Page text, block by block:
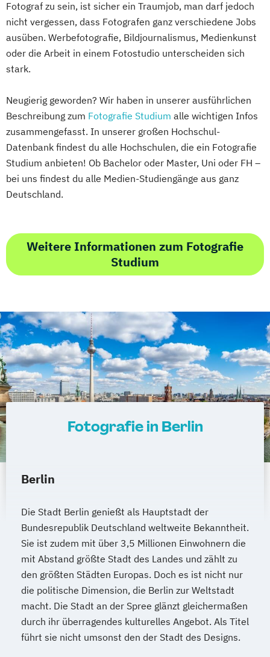
Fotograf zu sein, ist sicher ein Traumjob, man darf jedoch
nicht vergessen, dass Fotografen ganz verschiedene Jobs
ausüben. Werbefotografie, Bildjournalismus, Medienkunst
oder die Arbeit in einem Fotostudio unterscheiden sich
stark.
Neugierig geworden? Wir haben in unserer ausführlichen
Beschreibung zum Fotografie Studium alle wichtigen Infos
zusammengefasst. In unserer großen Hochschul-
Datenbank findest du alle Hochschulen, die ein Fotografie
Studium anbieten! Ob Bachelor oder Master, Uni oder FH –
bei uns findest du alle Medien-Studiengänge aus ganz
Deutschland.
Weitere Informationen zum Fotografie
Studium
Fotografie in Berlin
Berlin
Die Stadt Berlin genießt als Hauptstadt der
Bundesrepublik Deutschland weltweite Bekanntheit.
Sie ist zudem mit über 3,5 Millionen Einwohnern die
mit Abstand größte Stadt des Landes und zählt zu
den größten Städten Europas. Doch es ist nicht nur
die politische Dimension, die Berlin zur Weltstadt
macht. Die Stadt an der Spree glänzt gleichermaßen
durch ihr überragendes kulturelles Angebot. Als Titel
führt sie nicht umsonst den der Stadt des Designs.